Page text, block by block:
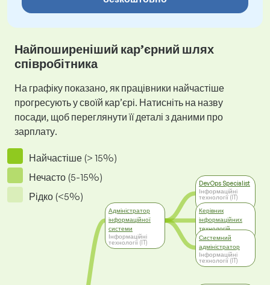
Найпоширеніший кар’єрний шлях
співробітника
На графіку показано, як працівники найчастіше
прогресують у своїй кар’єрі. Натисніть на назву
посади, щоб переглянути її деталі з даними про
зарплату.
Найчастіше (> 15%)
Нечасто (5-15%)
Рідко (<5%)
Адміністратор
інформаційної
системи
Інформаційні
технології (IT)
DevOps Specialist
Інформаційні
технології (IT)
Керівник
інформаційних
технологій
Менеджмент
Системний
адміністратор
Інформаційні
технології (IT)